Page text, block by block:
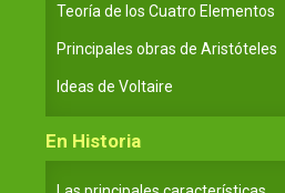
Teoría de los Cuatro Elementos
Principales obras de Aristóteles
Ideas de Voltaire
En Historia